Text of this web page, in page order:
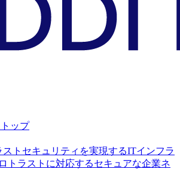
ップ
ストセキュリティを実現するITインフラ
トラストに対応するセキュアな企業ネ